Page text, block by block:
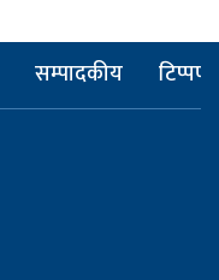
सम्पादकीय टिप्पणी